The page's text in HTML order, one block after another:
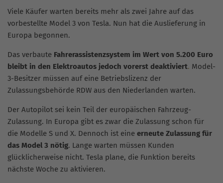
Viele Käufer warten bereits mehr als zwei Jahre auf das
vorbestellte Model 3 von Tesla. Nun hat die Auslieferung in
Europa begonnen.
Das verbaute Fahrerassistenzsystem im Wert von 5.200 Euro
bleibt in den Elektroautos jedoch vorerst deaktiviert. Model-
3-Besitzer müssen auf eine Betriebslizenz der
Zulassungsbehörde RDW aus den Niederlanden warten.
Der Autopilot sei kein Teil der europäischen Fahrzeug-
Zulassung. In Europa gibt es zwar die Zulassung schon für
die Modelle S und X. Dennoch ist eine erneute Zulassung für
das Model 3 nötig. Lange warten müssen Kunden
glücklicherweise nicht. Tesla plane, die Funktion bereits
nächste Woche zu aktivieren.